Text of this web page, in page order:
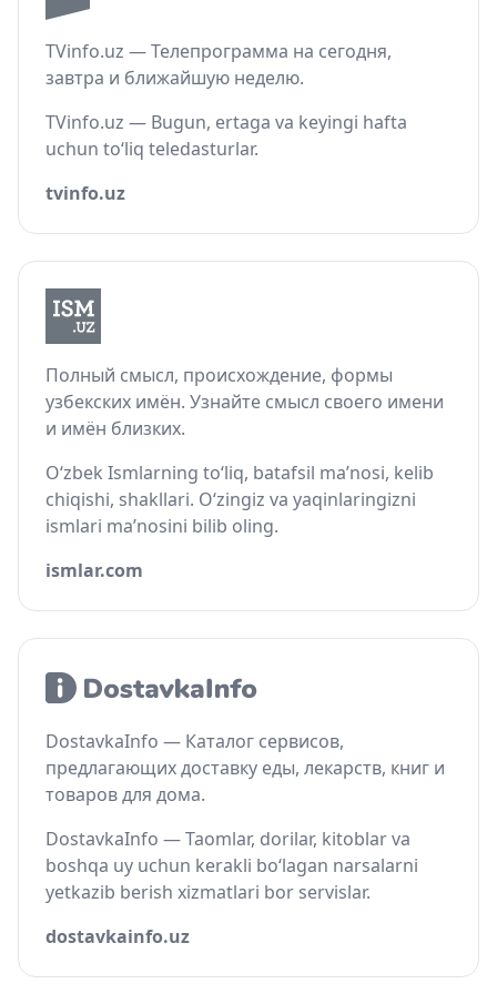
TVinfo.uz — Телепрограмма на сегодня,
завтра и ближайшую неделю.
TVinfo.uz — Bugun, ertaga va keyingi hafta
uchun to‘liq teledasturlar.
tvinfo.uz
Полный смысл, происхождение, формы
узбекских имён. Узнайте смысл своего имени
и имён близких.
O‘zbek Ismlarning to‘liq, batafsil ma’nosi, kelib
chiqishi, shakllari. O‘zingiz va yaqinlaringizni
ismlari ma’nosini bilib oling.
ismlar.com
DostavkaInfo — Каталог сервисов,
предлагающих доставку еды, лекарств, книг и
товаров для дома.
DostavkaInfo — Taomlar, dorilar, kitoblar va
boshqa uy uchun kerakli bo‘lagan narsalarni
yetkazib berish xizmatlari bor servislar.
dostavkainfo.uz